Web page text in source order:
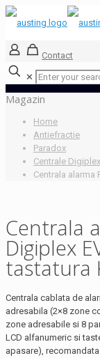
Contact
✕
Magazin
Home
Antiefractie
Paradox
Centrale Digiplex
Centrala alarma
Centrala
Digiplex
tastatura
Centrala cablata de
adresabila (2×8 zone
zone adresabile si 8
LCD alfanumeric si
apasare),